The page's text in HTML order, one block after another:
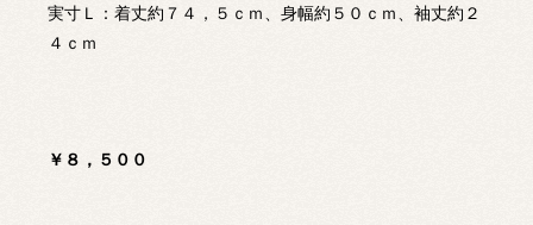
実寸Ｌ：着丈約７４，５ｃｍ、身幅約５０ｃｍ、袖丈約２
４ｃｍ
￥８，５００